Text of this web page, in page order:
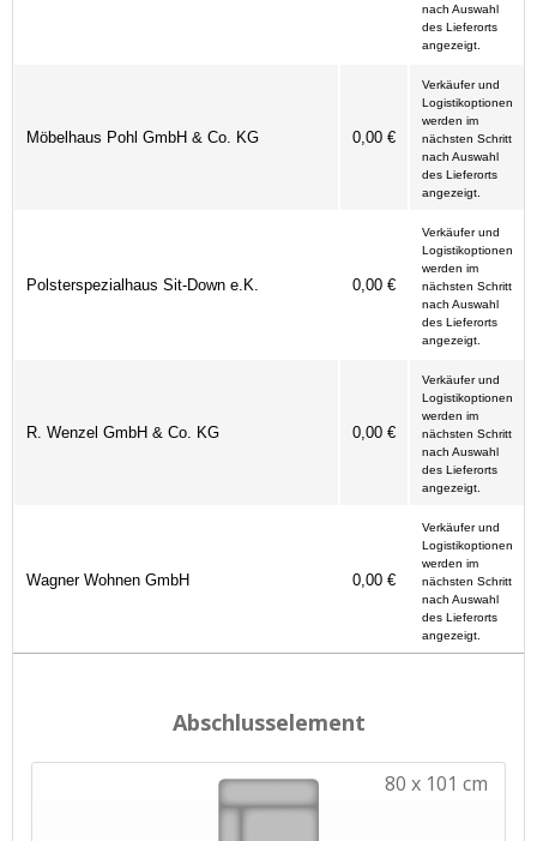
nach Auswahl
des Lieferorts
angezeigt.
Möbelhaus Pohl GmbH & Co. KG 0,00 €
Verkäufer und
Logistikoptionen
werden im
nächsten Schritt
nach Auswahl
des Lieferorts
angezeigt.
Polsterspezialhaus Sit-Down e.K. 0,00 €
Verkäufer und
Logistikoptionen
werden im
nächsten Schritt
nach Auswahl
des Lieferorts
angezeigt.
R. Wenzel GmbH & Co. KG 0,00 €
Verkäufer und
Logistikoptionen
werden im
nächsten Schritt
nach Auswahl
des Lieferorts
angezeigt.
Wagner Wohnen GmbH 0,00 €
Verkäufer und
Logistikoptionen
werden im
nächsten Schritt
nach Auswahl
des Lieferorts
angezeigt.